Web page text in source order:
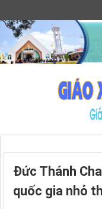
Đức Thánh
quốc gia nhỏ